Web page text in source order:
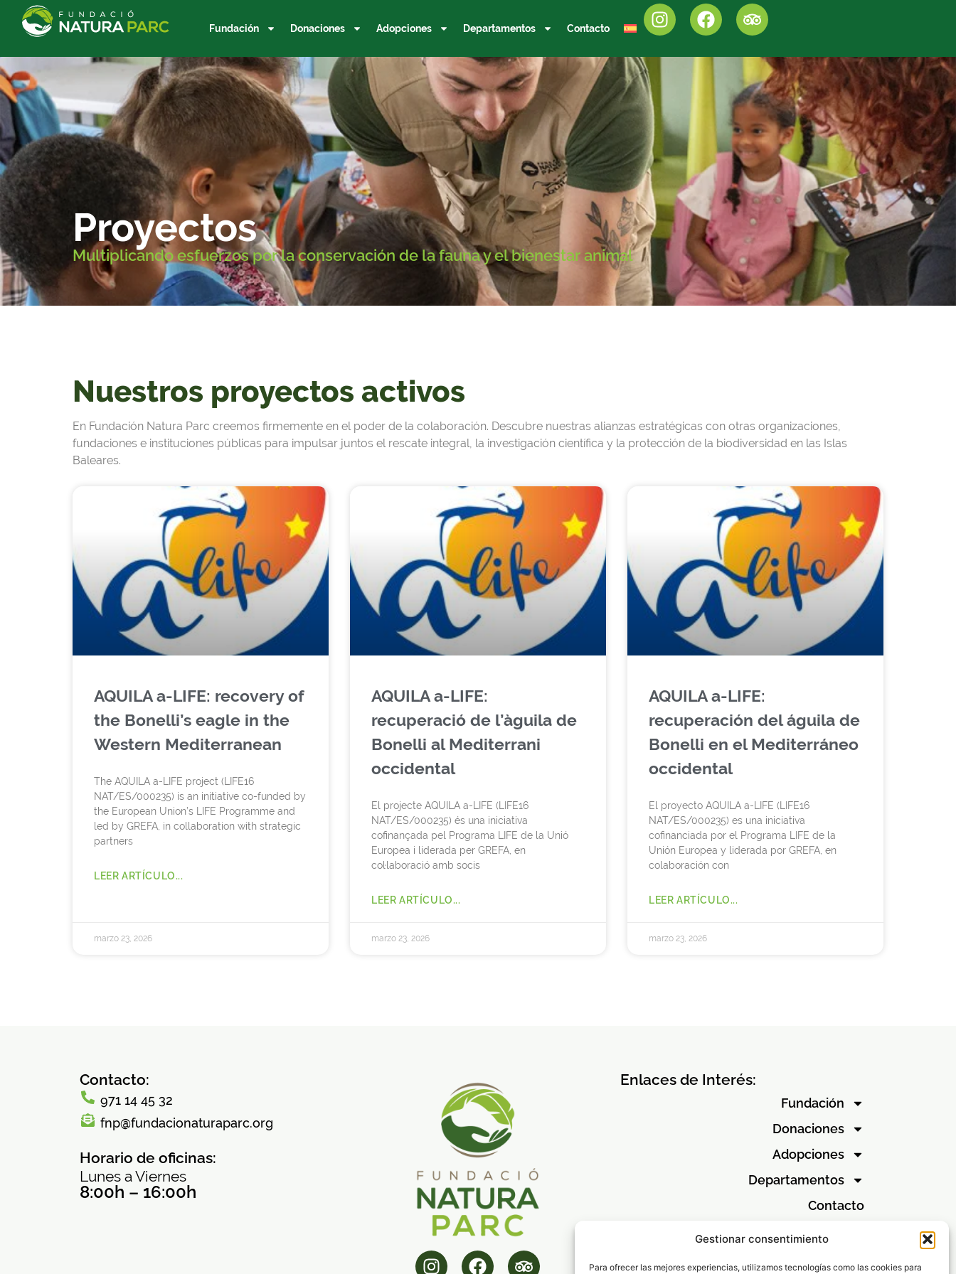
Gestionar consentimiento
Para ofrecer las mejores experiencias, utilizamos tecnologías como las cookies para
Fundación Donaciones Adopciones Departamentos Contacto
Proyectos
Multiplicando esfuerzos por la conservación de la fauna y el bienestar animal
Nuestros proyectos activos
En Fundación Natura Parc creemos firmemente en el poder de la colaboración. Descubre nuestras alianzas estratégicas con otras organizaciones,
fundaciones e instituciones públicas para impulsar juntos el rescate integral, la investigación científica y la protección de la biodiversidad en las Islas
Baleares.
AQUILA a-LIFE: recovery of
the Bonelli’s eagle in the
Western Mediterranean
The AQUILA a-LIFE project (LIFE16
NAT/ES/000235) is an initiative co-funded by
the European Union’s LIFE Programme and
led by GREFA, in collaboration with strategic
partners
LEER ARTÍCULO...
marzo 23, 2026
AQUILA a-LIFE:
recuperació de l’àguila de
Bonelli al Mediterrani
occidental
El projecte AQUILA a-LIFE (LIFE16
NAT/ES/000235) és una iniciativa
cofinançada pel Programa LIFE de la Unió
Europea i liderada per GREFA, en
col·laboració amb socis
LEER ARTÍCULO...
marzo 23, 2026
AQUILA a-LIFE:
recuperación del águila de
Bonelli en el Mediterráneo
occidental
El proyecto AQUILA a-LIFE (LIFE16
NAT/ES/000235) es una iniciativa
cofinanciada por el Programa LIFE de la
Unión Europea y liderada por GREFA, en
colaboración con
LEER ARTÍCULO...
marzo 23, 2026
Contacto:
971 14 45 32
fnp@fundacionaturaparc.org
Horario de oficinas:
Lunes a Viernes
8:00h – 16:00h
Enlaces de Interés:
Fundación
Donaciones
Adopciones
Departamentos
Contacto